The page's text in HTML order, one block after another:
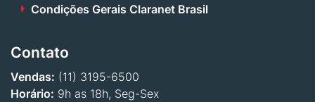
Condições Gerais Claranet Brasil
Contato
Vendas: (11) 3195-6500
Horário: 9h as 18h, Seg-Sex